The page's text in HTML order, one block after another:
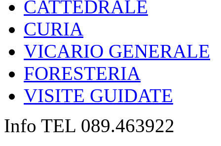
CATTEDRALE
CURIA
VICARIO GENERALE
FORESTERIA
VISITE GUIDATE
Info TEL 089.463922